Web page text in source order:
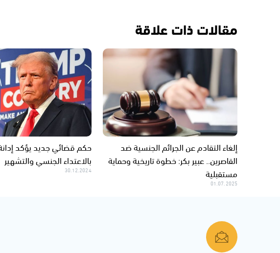
مقالات ذات علاقة
إلغاء التقادم عن الجرائم الجنسية ضد
القاصرين.. عبير بكر: خطوة تاريخية وحماية
مستقبلية
01.07.2025
حكم قضائي جديد يؤكد
بالاعتداء الجنسي والتشهير
30.12.2024